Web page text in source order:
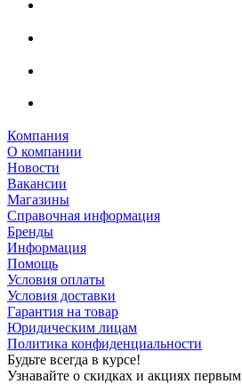
Компания
О компании
Новости
Вакансии
Магазины
Справочная информация
Бренды
Информация
Помощь
Условия оплаты
Условия доставки
Гарантия на товар
Юридическим лицам
Политика конфиденциальности
Будьте всегда в курсе!
Узнавайте о скидках и акциях первым